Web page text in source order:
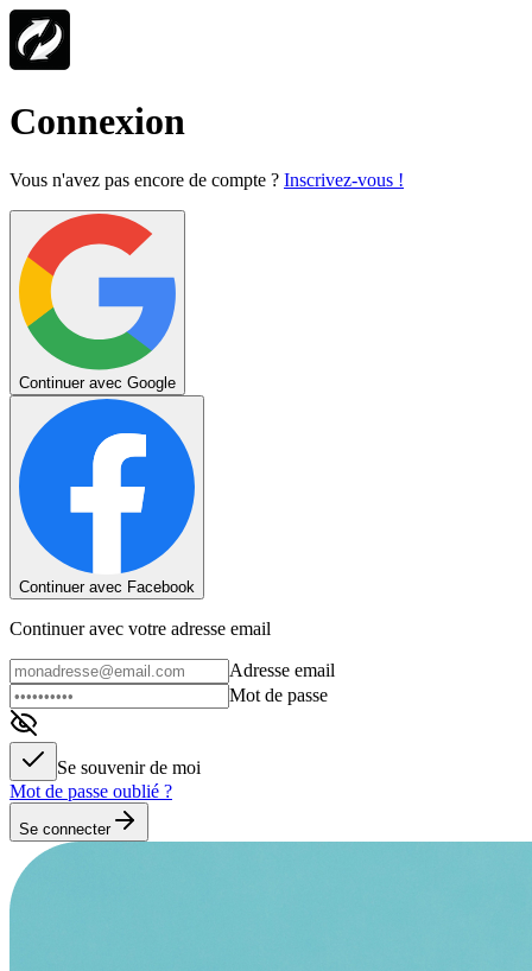
Connexion
Vous n'avez pas encore de compte ? Inscrivez-vous !
Continuer avec Google
Continuer avec Facebook
Continuer avec votre adresse email
Adresse email
Mot de passe
Se souvenir de moi
Mot de passe oublié ?
Se connecter